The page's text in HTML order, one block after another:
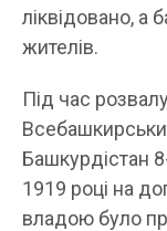
ліквідовано, а
жителів.
Під час розвалу
Башкурдістан
1919 році на
владою було